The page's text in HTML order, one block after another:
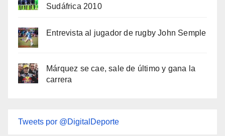
Sudáfrica 2010
Entrevista al jugador de rugby John Semple
Márquez se cae, sale de último y gana la
carrera
Tweets por @DigitalDeporte